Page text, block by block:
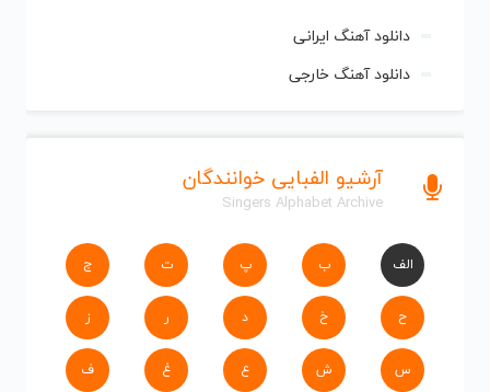
دانلود آهنگ ایرانی
دانلود آهنگ خارجی
آرشیو الفبایی خوانندگان
Singers Alphabet Archive
الف ب پ ت ج
ح خ د ر ز
س ش ع غ ف